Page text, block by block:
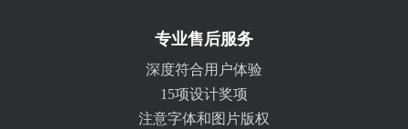
专业售后服务
深度符合用户体验
15项设计奖项
注意字体和图片版权